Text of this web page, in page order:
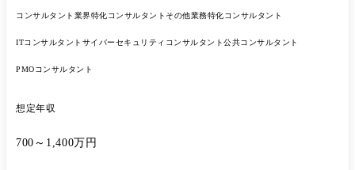
コンサルタント 業界特化コンサルタント その他業務特化コンサルタント
ITコンサルタント サイバーセキュリティコンサルタント公共コンサルタント
PMOコンサルタント
想定年収
700～1,400万円